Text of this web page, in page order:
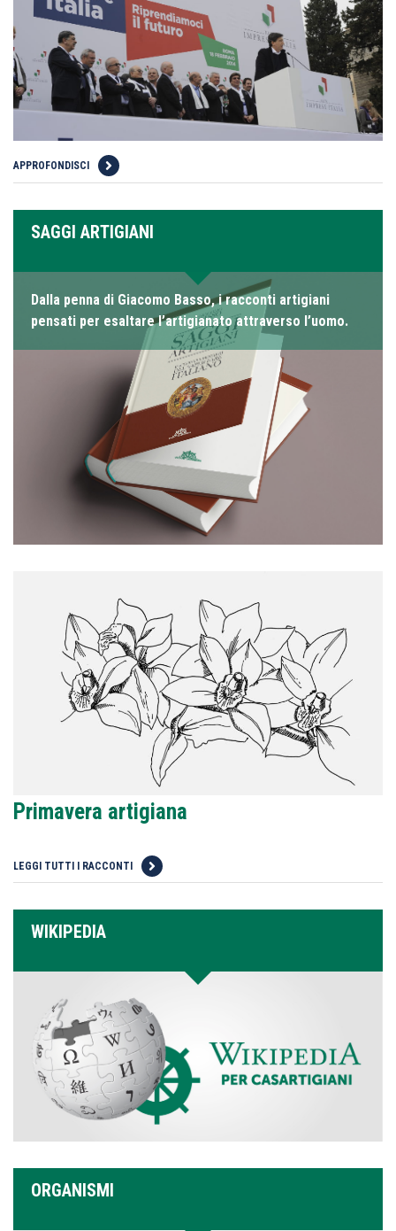
APPROFONDISCI
SAGGI ARTIGIANI
Dalla penna di Giacomo Basso, i racconti artigiani
pensati per esaltare l’artigianato attraverso l’uomo.
Primavera artigiana
LEGGI TUTTI I RACCONTI
WIKIPEDIA
ORGANISMI